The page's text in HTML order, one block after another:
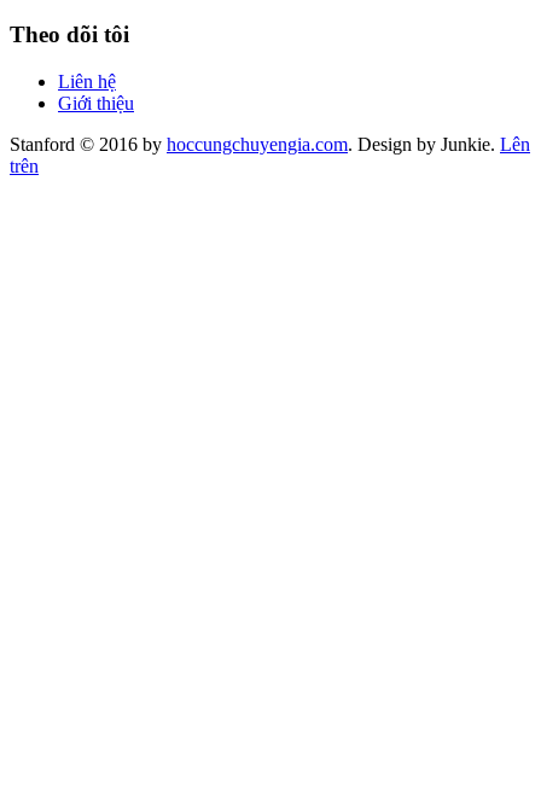
Theo dõi tôi
Liên hệ
Giới thiệu
Stanford © 2016 by hoccungchuyengia.com. Design by Junkie. Lên
trên